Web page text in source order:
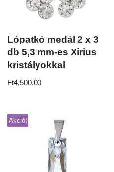
Lópatkó medál 2 x 3
db 5,3 mm-es Xirius
kristályokkal
Ft4,500.00
Akció!